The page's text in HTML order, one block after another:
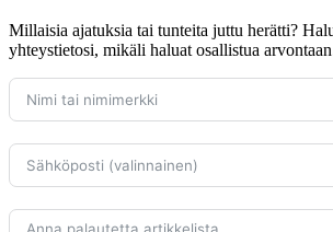
Millaisia ajatuksia tai tunteita juttu herätti?
yhteystietosi, mikäli haluat osallistua